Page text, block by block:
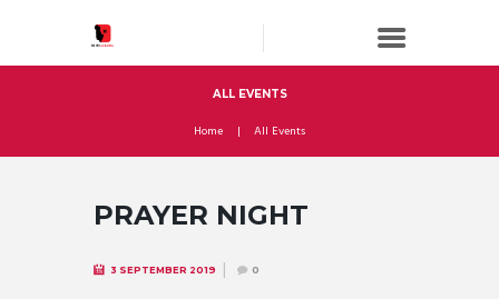
ALL EVENTS
Home All Events
PRAYER NIGHT
3 SEPTEMBER 2019 0